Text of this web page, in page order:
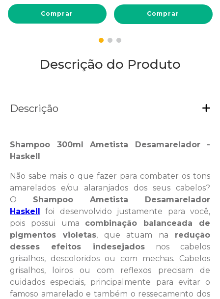
Comprar Comprar
Descrição do Produto
Descrição
Shampoo 300ml Ametista Desamarelador -
Haskell
Não sabe mais o que fazer para combater os tons
amarelados e/ou alaranjados dos seus cabelos?
O Shampoo Ametista Desamarelador
Haskell foi desenvolvido justamente para você,
pois possui uma combinação balanceada de
pigmentos violetas, que atuam na redução
desses efeitos indesejadosnos cabelos
grisalhos, descoloridos ou com mechas. Cabelos
grisalhos, loiros ou com reflexos precisam de
cuidados especiais, principalmente para evitar o
famoso amarelado e também o ressecamento dos